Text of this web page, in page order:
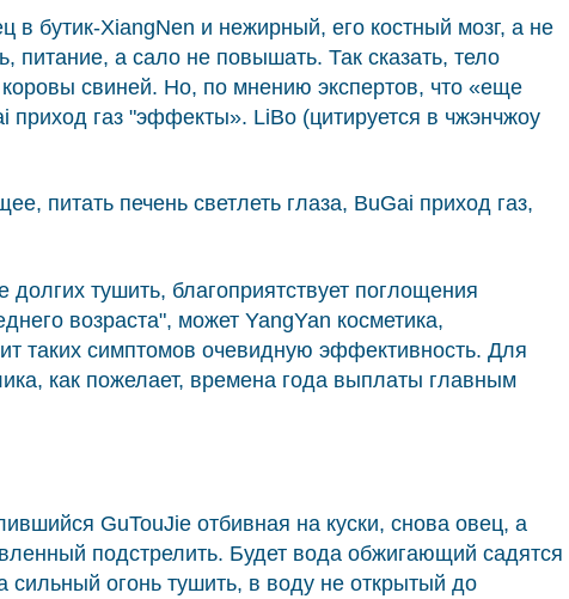
в бутик-XiangNen и нежирный, его костный мозг, а не
питание, а сало не повышать. Так сказать, тело
свиней. Но, по мнению экспертов, что «еще
газ "эффекты». LiBo (цитируется в чжэнчжоу
питать печень светлеть глаза, BuGai приход газ,
тушить, благоприятствует поглощения
возраста", может YangYan косметика,
таких симптомов очевидную эффективность. Для
как пожелает, времена года выплаты главным
GuTouJie отбивная на куски, снова овец, а
подстрелить. Будет вода обжигающий садятся
сильный огонь тушить, в воду не открытый до